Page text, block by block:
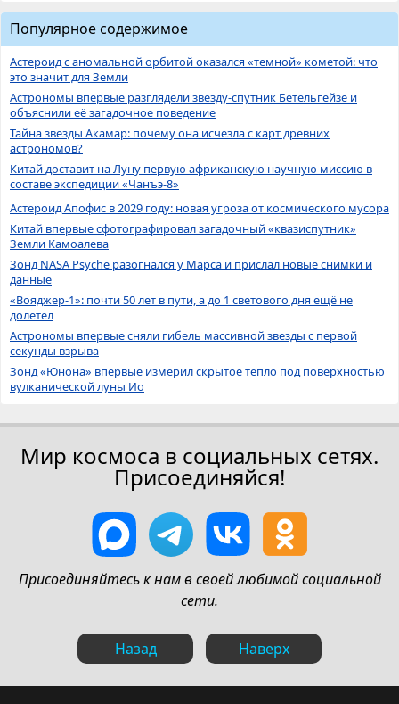
Популярное содержимое
Астероид с аномальной орбитой оказался «темной» кометой: что
это значит для Земли
Астрономы впервые разглядели звезду-спутник Бетельгейзе и
объяснили её загадочное поведение
Тайна звезды Акамар: почему она исчезла с карт древних
астрономов?
Китай доставит на Луну первую африканскую научную миссию в
составе экспедиции «Чанъэ-8»
Астероид Апофис в 2029 году: новая угроза от космического мусора
Китай впервые сфотографировал загадочный «квазиспутник»
Земли Камоалева
Зонд NASA Psyche разогнался у Марса и прислал новые снимки и
данные
«Вояджер-1»: почти 50 лет в пути, а до 1 светового дня ещё не
долетел
Астрономы впервые сняли гибель массивной звезды с первой
секунды взрыва
Зонд «Юнона» впервые измерил скрытое тепло под поверхностью
вулканической луны Ио
Мир космоса в социальных сетях.
Присоединяйся!
Присоединяйтесь к нам в своей любимой социальной
сети.
Назад Наверх